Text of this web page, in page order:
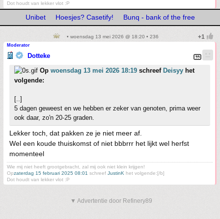
Dot houdt van lekker vlot :P
Unibet Hoesjes? Casetify! Bunq - bank of the free
• woensdag 13 mei 2026 @ 18:20 • 236
Moderator
Dotteke
Op woensdag 13 mei 2026 18:19 schreef Deisyy het
volgende:
[..]
5 dagen geweest en we hebben er zeker van genoten, prima weer
ook daar, zo'n 20-25 graden.
Lekker toch, dat pakken ze je niet meer af.
Wel een koude thuiskomst of niet bbbrrr het lijkt wel herfst
momenteel
Wie mij niet heeft grootgebracht, zal mij ook niet klein krijgen!
Opzaterdag 15 februari 2025 08:01 schreef JustinK het volgende:[/b]
Dot houdt van lekker vlot :P
▼ Advertentie door Refinery89